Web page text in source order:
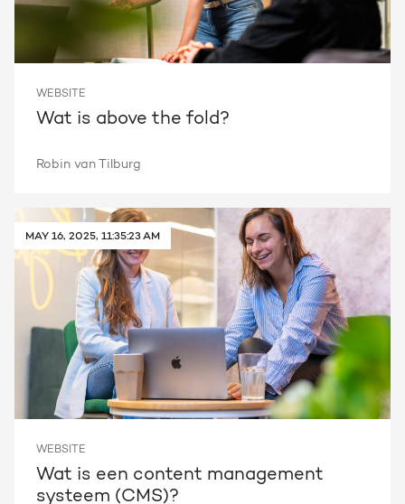
WEBSITE
Wat is above the fold?
Robin van Tilburg
MAY 16, 2025, 11:35:23 AM
WEBSITE
Wat is een content management
systeem (CMS)?